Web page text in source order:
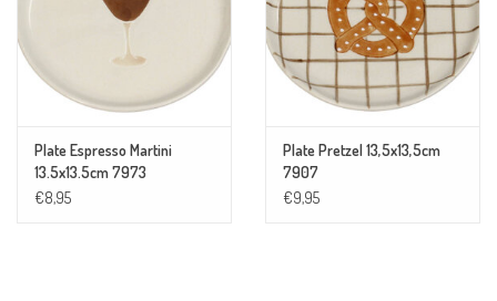
Plate Espresso Martini
13.5x13.5cm 7973
€8,95
Plate Pretzel 13,5x13,5cm
7907
€9,95